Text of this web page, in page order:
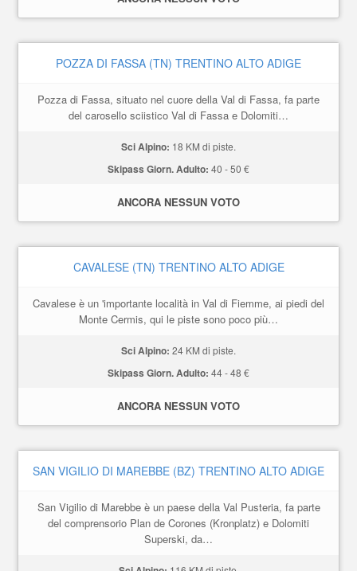
POZZA DI FASSA (TN) TRENTINO ALTO ADIGE
Pozza di Fassa, situato nel cuore della Val di Fassa, fa parte
del carosello sciistico Val di Fassa e Dolomiti…
Sci Alpino: 18 KM di piste.
Skipass Giorn. Adulto: 40 - 50 €
ANCORA NESSUN VOTO
CAVALESE (TN) TRENTINO ALTO ADIGE
Cavalese è un 'importante località in Val di Fiemme, ai piedi del
Monte Cermis, qui le piste sono poco più…
Sci Alpino: 24 KM di piste.
Skipass Giorn. Adulto: 44 - 48 €
ANCORA NESSUN VOTO
SAN VIGILIO DI MAREBBE (BZ) TRENTINO ALTO ADIGE
San Vigilio di Marebbe è un paese della Val Pusteria, fa parte
del comprensorio Plan de Corones (Kronplatz) e Dolomiti
Superski, da…